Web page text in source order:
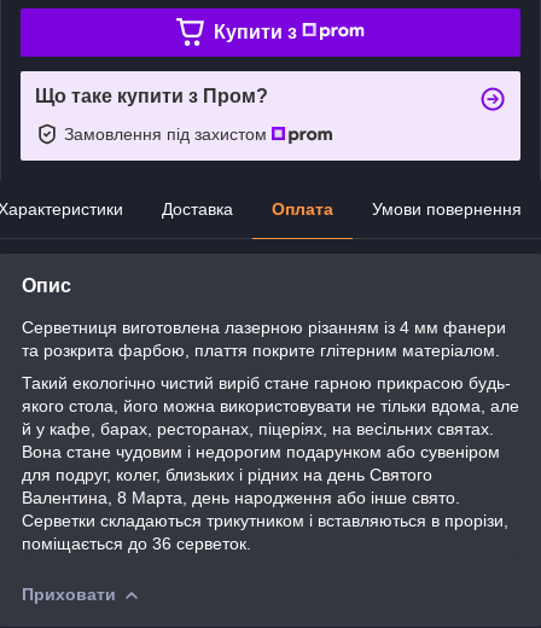
Купити з
Що таке купити з Пром?
Замовлення під захистом
Доставка Оплата Умови повернення
Опис
Серветниця виготовлена лазерною різанням із 4 мм фанери
та розкрита фарбою, плаття покрите глітерним матеріалом.
Такий екологічно чистий виріб стане гарною прикрасою будь-
якого стола, його можна використовувати не тільки вдома, але
й у кафе, барах, ресторанах, піцеріях, на весільних святах.
Вона стане чудовим і недорогим подарунком або сувеніром
для подруг, колег, близьких і рідних на день Святого
Валентина, 8 Марта, день народження або інше свято.
Серветки складаються трикутником і вставляються в прорізи,
поміщається до 36 серветок.
Приховати